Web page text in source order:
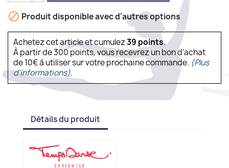
 Produit disponible avec d'autres options
Achetez cet article et cumulez39 points.
À partir de 300 points, vous recevrez un bon d’achat
de 10€ à utiliser sur votre prochaine commande. (Plus
d'informations).
Détails du produit